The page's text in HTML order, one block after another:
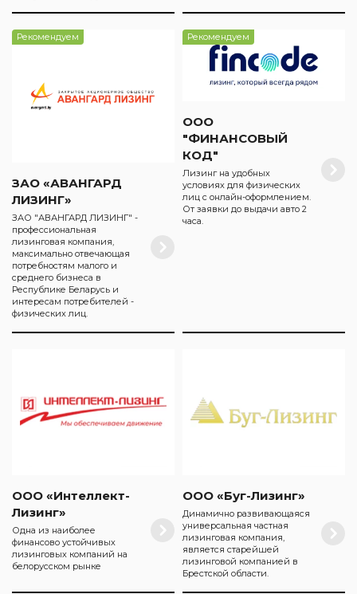
Рекомендуем
ЗАО «АВАНГАРД
ЛИЗИНГ»
ЗАО "АВАНГАРД ЛИЗИНГ" -
профессиональная
лизинговая компания,
максимально отвечающая
потребностям малого и
среднего бизнеса в
Республике Беларусь и
интересам потребителей -
физических лиц.
Рекомендуем
ООО
"ФИНАНСОВЫЙ
КОД"
Лизинг на удобных
условиях для физических
лиц с онлайн-оформлением.
От заявки до выдачи авто 2
часа.
ООО «Интеллект-
Лизинг»
Одна из наиболее
финансово устойчивых
лизинговых компаний на
белорусском рынке
ООО «Буг-Лизинг»
Динамично развивающаяся
универсальная частная
лизинговая компания,
является старейшей
лизинговой компанией в
Брестской области.